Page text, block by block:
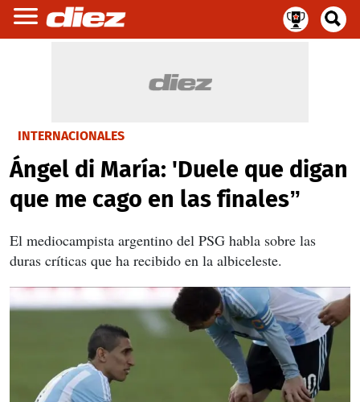
INTERNACIONALES
Ángel di María: 'Duele que digan
que me cago en las finales”
El mediocampista argentino del PSG habla sobre las
duras críticas que ha recibido en la albiceleste.